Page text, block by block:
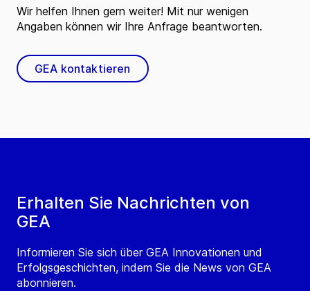
Erhalten Sie Nachrichten von
GEA
Informieren Sie sich über GEA Innovationen und
Erfolgsgeschichten, indem Sie die News von GEA
abonnieren.
Wir helfen Ihnen gern weiter! Mit nur wenigen
Angaben können wir Ihre Anfrage beantworten.
GEA kontaktieren